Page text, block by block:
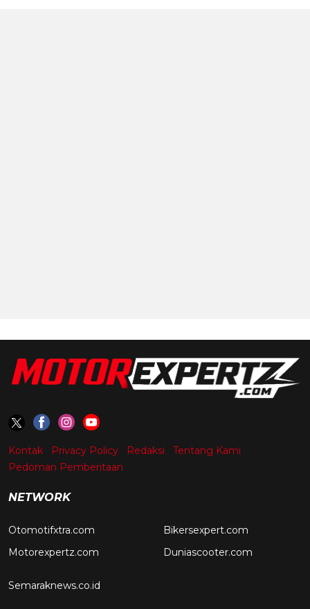
Kontak Privacy Policy Redaksi
Tentang Kami
Pedoman Pemberitaan
NETWORK
Otomotifxtra.com
Motorexpertz.com
Bikersexpert.com
Duniascooter.com
Semaraknews.co.id